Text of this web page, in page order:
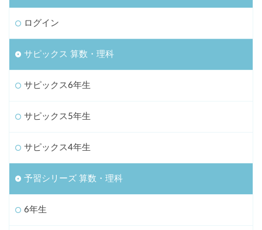
ログイン
サピックス 算数・理科
サピックス6年生
サピックス5年生
サピックス4年生
予習シリーズ 算数・理科
6年生